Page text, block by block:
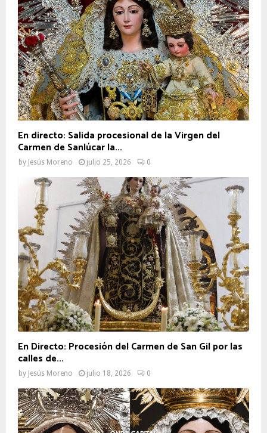
En directo: Salida procesional de la Virgen del
Carmen de Sanlúcar la...
by Jesús Moreno julio 25, 2026 0
En Directo: Procesión del Carmen de San Gil por las
calles de...
by Jesús Moreno julio 18, 2026 0